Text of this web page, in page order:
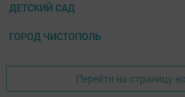
ДЕТСКИЙ САД
ГОРОД ЧИСТОПОЛЬ
Перейти на страницу